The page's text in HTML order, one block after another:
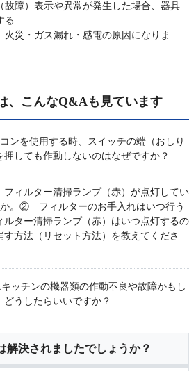
故障）表示や異常が発生した場合、器具
る
火災・ガス漏れ・感電の原因になりま
、こんなQ&Aも見ています
ンを使用する時、スイッチの端（おしり
押しても作動しないのはなぜですか？
ィルター清掃ランプ（赤）が点灯してい
。② フィルターのお手入れはいつ行う
ー清掃ランプ（赤）はいつ点灯するの
方法（リセット方法）を教えてくださ
ッチンの機器類の作動不良や故障かもし
うしたらいいですか？
解決されましたでしょうか？